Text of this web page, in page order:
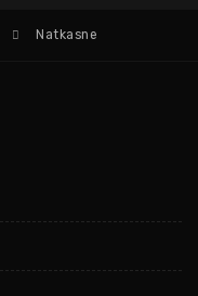
Natkasne